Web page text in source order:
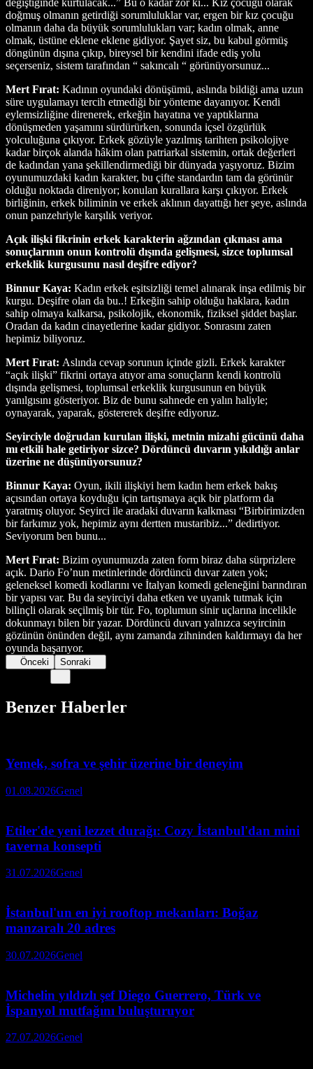
doğmuş olmanın getirdiği sorumluluklar var, ergen bir kız çocuğu
olmanın daha da büyük sorumlulukları var; kadın olmak, anne
olmak, üstüne eklene eklene gidiyor. Şayet siz, bu kabul görmüş
döngünün dışına çıkıp, bireysel bir kendini ifade ediş yolu
seçerseniz, sistem tarafından “ sakıncalı “ görünüyorsunuz...
Mert Fırat: Kadının oyundaki dönüşümü, aslında bildiği ama uzun
süre uygulamayı tercih etmediği bir yönteme dayanıyor. Kendi
eylemsizliğine direnerek, erkeğin hayatına ve yaptıklarına
dönüşmeden yaşamını sürdürürken, sonunda içsel özgürlük
yolculuğuna çıkıyor. Erkek gözüyle yazılmış tarihten psikolojiye
kadar birçok alanda hâkim olan patriarkal sistemin, ortak değerleri
de kadından yana şekillendirmediği bir dünyada yaşıyoruz. Bizim
oyunumuzdaki kadın karakter, bu çifte standardın tam da görünür
olduğu noktada direniyor; konulan kurallara karşı çıkıyor. Erkek
birliğinin, erkek biliminin ve erkek aklının dayattığı her şeye, aslında
onun panzehriyle karşılık veriyor.
Açık ilişki fikrinin erkek karakterin ağzından çıkması ama
sonuçlarının onun kontrolü dışında gelişmesi, sizce toplumsal
erkeklik kurgusunu nasıl deşifre ediyor?
Binnur Kaya: Kadın erkek eşitsizliği temel alınarak inşa edilmiş bir
kurgu. Deşifre olan da bu..! Erkeğin sahip olduğu haklara, kadın
sahip olmaya kalkarsa, psikolojik, ekonomik, fiziksel şiddet başlar.
Oradan da kadın cinayetlerine kadar gidiyor. Sonrasını zaten
hepimiz biliyoruz.
Mert Fırat: Aslında cevap sorunun içinde gizli. Erkek karakter
“açık ilişki” fikrini ortaya atıyor ama sonuçların kendi kontrolü
dışında gelişmesi, toplumsal erkeklik kurgusunun en büyük
yanılgısını gösteriyor. Biz de bunu sahnede en yalın haliyle;
oynayarak, yaparak, göstererek deşifre ediyoruz.
Seyirciyle doğrudan kurulan ilişki, metnin mizahi gücünü daha
mı etkili hale getiriyor sizce? Dördüncü duvarın yıkıldığı anlar
üzerine ne düşünüyorsunuz?
Binnur Kaya: Oyun, ikili ilişkiyi hem kadın hem erkek bakış
açısından ortaya koyduğu için tartışmaya açık bir platform da
yaratmış oluyor. Seyirci ile aradaki duvarın kalkması “Birbirimizden
bir farkımız yok, hepimiz aynı dertten mustaribiz...” dedirtiyor.
Seviyorum ben bunu...
Mert Fırat: Bizim oyunumuzda zaten form biraz daha sürprizlere
açık. Dario Fo’nun metinlerinde dördüncü duvar zaten yok;
geleneksel komedi kodlarını ve İtalyan komedi geleneğini barındıran
bir yapısı var. Bu da seyirciyi daha etken ve uyanık tutmak için
bilinçli olarak seçilmiş bir tür. Fo, toplumun sinir uçlarına incelikle
dokunmayı bilen bir yazar. Dördüncü duvarı yalnızca seyircinin
gözünün önünden değil, aynı zamanda zihninden kaldırmayı da her
oyunda başarıyor.
Önceki Sonraki
Benzer Haberler
Yemek, sofra ve şehir üzerine bir deneyim
01.08.2026Genel
Etiler'de yeni lezzet durağı: Cozy İstanbul'dan mini
taverna konsepti
31.07.2026Genel
İstanbul'un en iyi rooftop mekanları: Boğaz
manzaralı 20 adres
30.07.2026Genel
Michelin yıldızlı şef Diego Guerrero, Türk ve
İspanyol mutfağını buluşturuyor
27.07.2026Genel